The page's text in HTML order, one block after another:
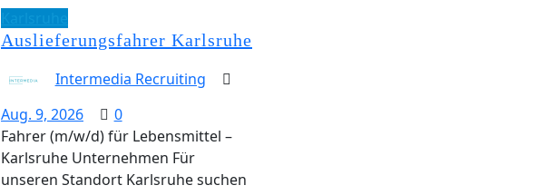
Auslieferungsfahrer Karlsruhe
Intermedia Recruiting
Aug. 9, 2026
0
Fahrer (m/w/d) für Lebensmittel –
Karlsruhe Unternehmen Für
unseren Standort Karlsruhe suchen